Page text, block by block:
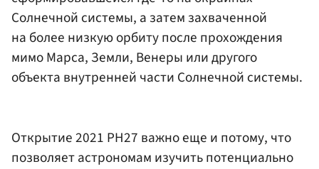
Солнечной системы, а затем захваченной
на более низкую орбиту после прохождения
мимо Марса, Земли, Венеры или другого
объекта внутренней части Солнечной системы.
Открытие 2021 PH27 важно еще и потому, что
позволяет астрономам изучить потенциально